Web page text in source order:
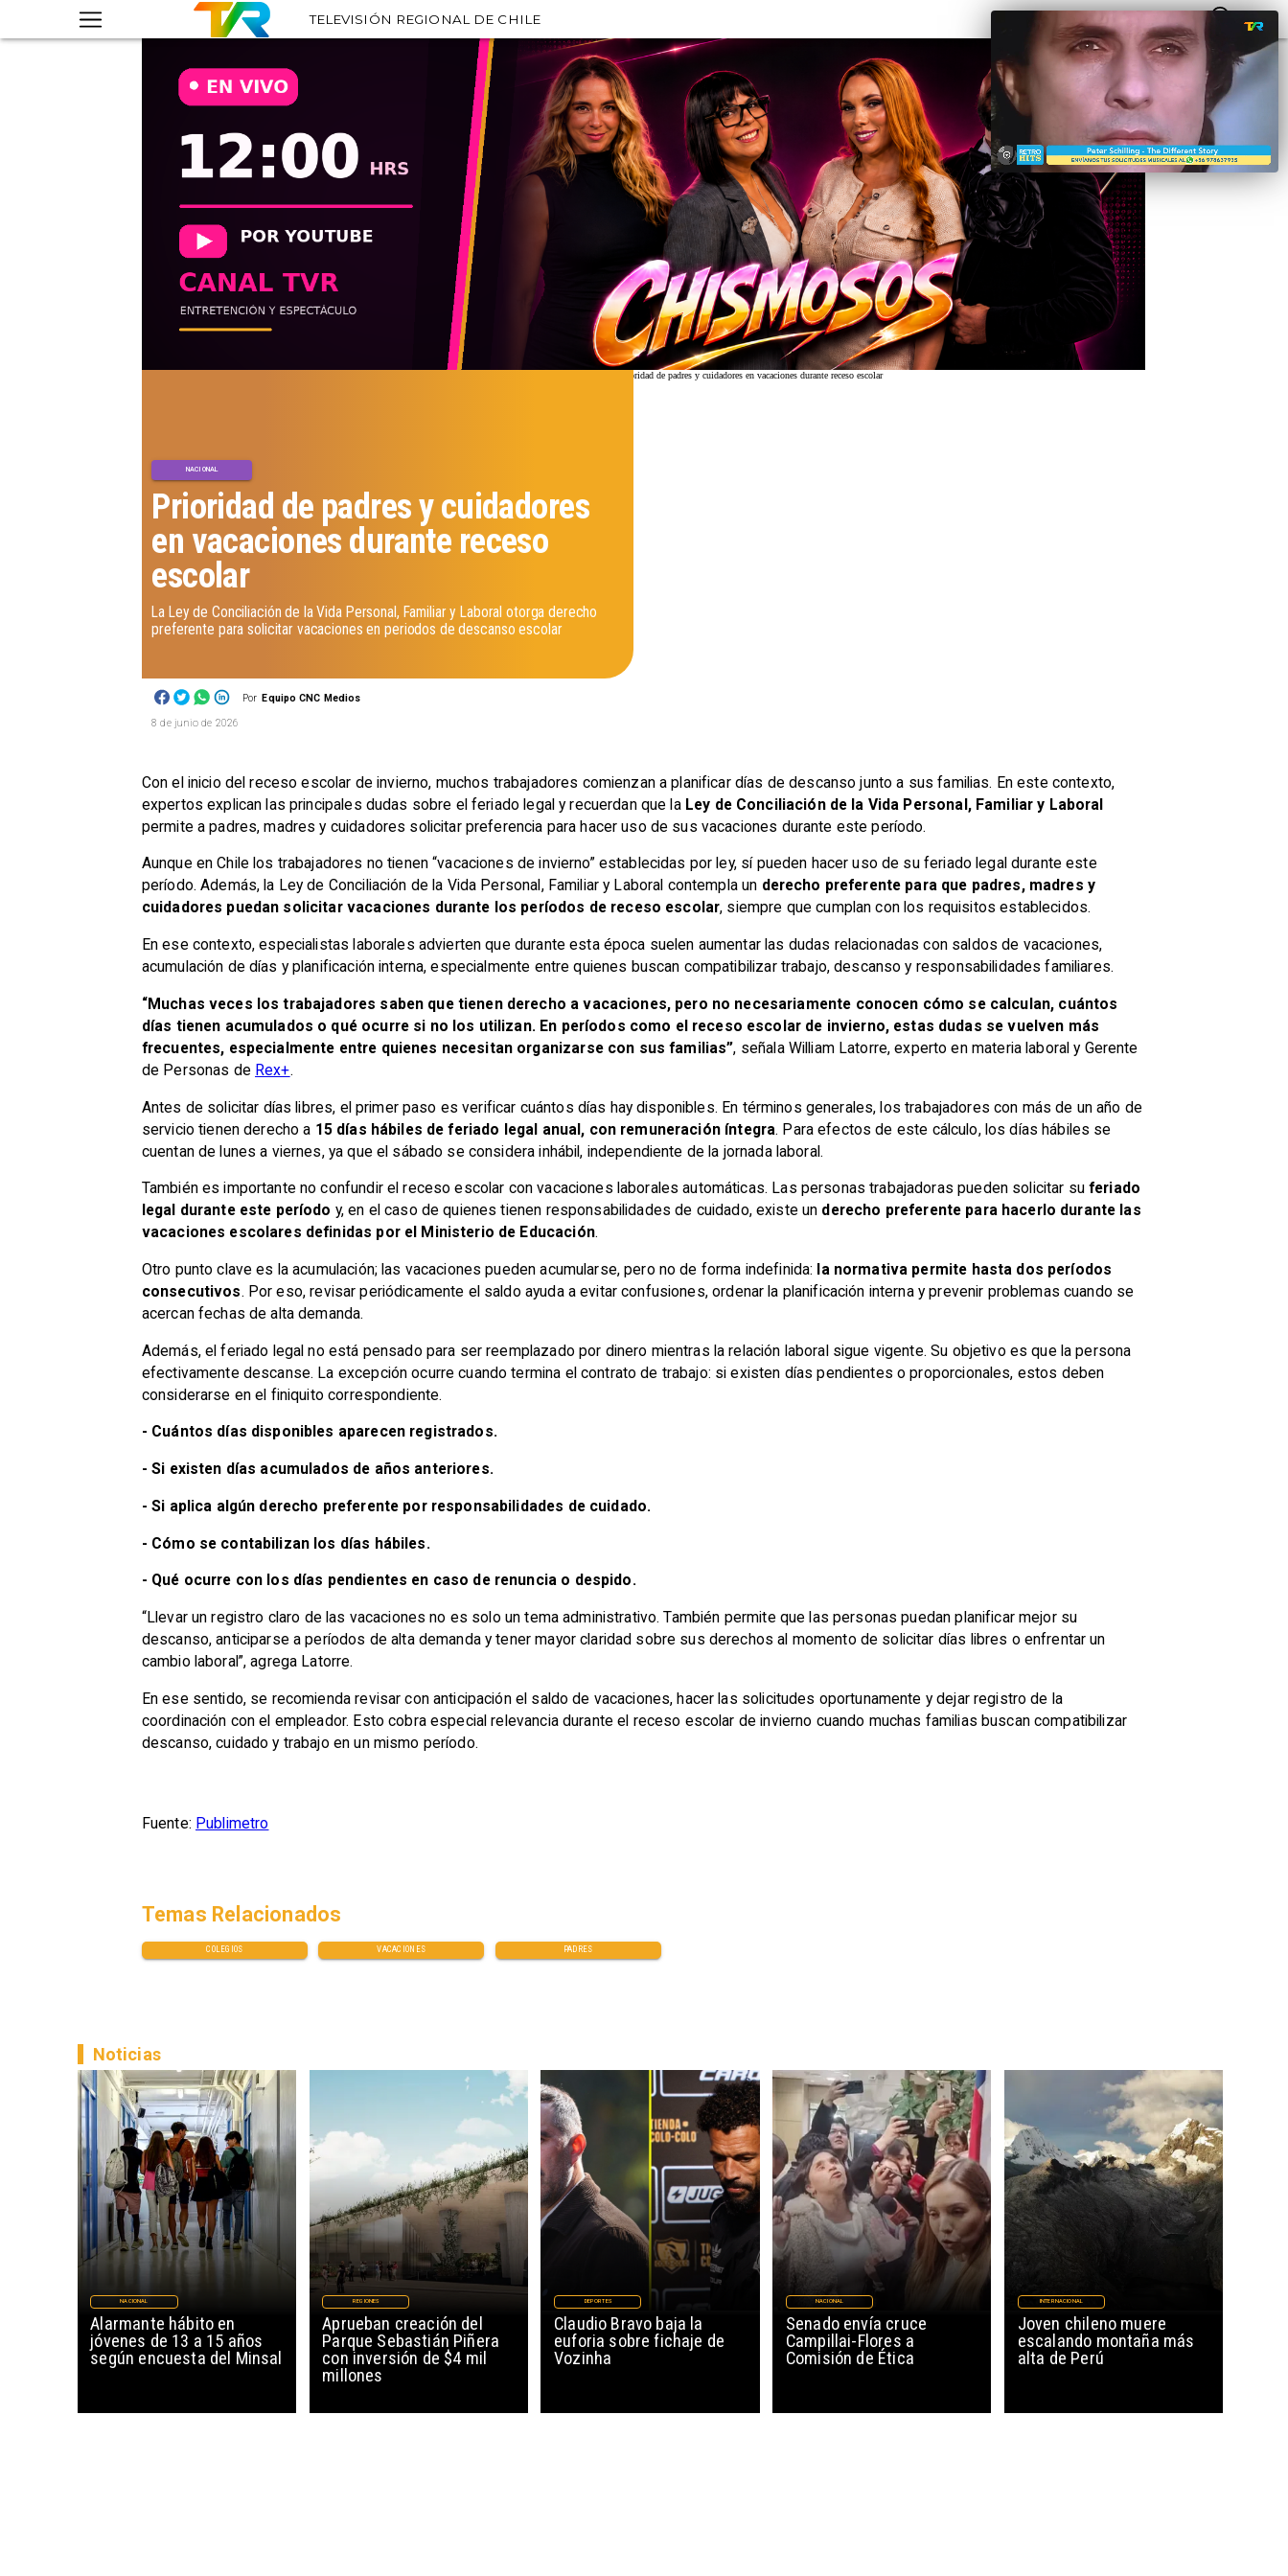
TELEVISIÓN REGIONAL DE CHILE
Por Equipo CNC Medios
Prioridad de padres y cuidadores
en vacaciones durante receso
escolar
NACIONAL
La Ley de Conciliación de la Vida Personal, Familiar y Laboral otorga derecho
preferente para solicitar vacaciones en periodos de descanso escolar
8 de junio de 2026
Con el inicio del receso escolar de invierno, muchos trabajadores comienzan a planificar días de descanso junto a sus familias. En este contexto,
expertos explican las principales dudas sobre el feriado legal y recuerdan que la Ley de Conciliación de la Vida Personal, Familiar y Laboral
permite a padres, madres y cuidadores solicitar preferencia para hacer uso de sus vacaciones durante este período.
Aunque en Chile los trabajadores no tienen “vacaciones de invierno” establecidas por ley, sí pueden hacer uso de su feriado legal durante este
período. Además, la Ley de Conciliación de la Vida Personal, Familiar y Laboral contempla un derecho preferente para que padres, madres y
cuidadores puedan solicitar vacaciones durante los períodos de receso escolar, siempre que cumplan con los requisitos establecidos.
En ese contexto, especialistas laborales advierten que durante esta época suelen aumentar las dudas relacionadas con saldos de vacaciones,
acumulación de días y planificación interna, especialmente entre quienes buscan compatibilizar trabajo, descanso y responsabilidades familiares.
“Muchas veces los trabajadores saben que tienen derecho a vacaciones, pero no necesariamente conocen cómo se calculan, cuántos
días tienen acumulados o qué ocurre si no los utilizan. En períodos como el receso escolar de invierno, estas dudas se vuelven más
frecuentes, especialmente entre quienes necesitan organizarse con sus familias”, señala William Latorre, experto en materia laboral y Gerente
de Personas de Rex+.
Antes de solicitar días libres, el primer paso es verificar cuántos días hay disponibles. En términos generales, los trabajadores con más de un año de
servicio tienen derecho a 15 días hábiles de feriado legal anual, con remuneración íntegra. Para efectos de este cálculo, los días hábiles se
cuentan de lunes a viernes, ya que el sábado se considera inhábil, independiente de la jornada laboral.
También es importante no confundir el receso escolar con vacaciones laborales automáticas. Las personas trabajadoras pueden solicitar suferiado
legal durante este período y, en el caso de quienes tienen responsabilidades de cuidado, existe un derecho preferente para hacerlo durante las
vacaciones escolares definidas por el Ministerio de Educación.
Otro punto clave es la acumulación; las vacaciones pueden acumularse, pero no de forma indefinida: la normativa permite hasta dos períodos
consecutivos. Por eso, revisar periódicamente el saldo ayuda a evitar confusiones, ordenar la planificación interna y prevenir problemas cuando se
acercan fechas de alta demanda.
Además, el feriado legal no está pensado para ser reemplazado por dinero mientras la relación laboral sigue vigente. Su objetivo es que la persona
efectivamente descanse. La excepción ocurre cuando termina el contrato de trabajo: si existen días pendientes o proporcionales, estos deben
considerarse en el finiquito correspondiente.
- Cuántos días disponibles aparecen registrados.
- Si existen días acumulados de años anteriores.
- Si aplica algún derecho preferente por responsabilidades de cuidado.
- Cómo se contabilizan los días hábiles.
- Qué ocurre con los días pendientes en caso de renuncia o despido.
“Llevar un registro claro de las vacaciones no es solo un tema administrativo. También permite que las personas puedan planificar mejor su
descanso, anticiparse a períodos de alta demanda y tener mayor claridad sobre sus derechos al momento de solicitar días libres o enfrentar un
cambio laboral”, agrega Latorre.
En ese sentido, se recomienda revisar con anticipación el saldo de vacaciones, hacer las solicitudes oportunamente y dejar registro de la
coordinación con el empleador. Esto cobra especial relevancia durante el receso escolar de invierno cuando muchas familias buscan compatibilizar
descanso, cuidado y trabajo en un mismo período.
Fuente: Publimetro
COLEGIOS VACACIONES PADRES
Temas Relacionados
Alarmante hábito en
jóvenes de 13 a 15 años
según encuesta del Minsal
NACIONAL
Noticias
Aprueban creación del
Parque Sebastián Piñera
con inversión de $4 mil
millones
REGIONES
Claudio Bravo baja la
euforia sobre fichaje de
Vozinha
DEPORTES
Senado envía cruce
Campillai-Flores a
Comisión de Ética
NACIONAL
Joven chileno muere
escalando montaña más
alta de Perú
INTERNACIONAL